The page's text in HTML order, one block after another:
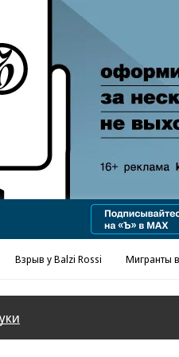
ad
Взрыв у Balzi Rossi Мигранты